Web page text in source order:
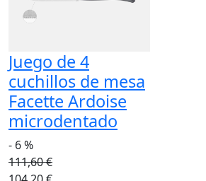
Juego de 4
cuchillos de mesa
Facette Ardoise
microdentado
- 6 %
111,60 €